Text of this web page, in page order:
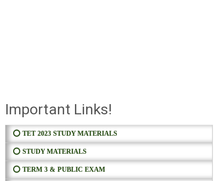
Important Links!
⭕ TET 2023 STUDY MATERIALS
⭕ STUDY MATERIALS
⭕ TERM 3 & PUBLIC EXAM